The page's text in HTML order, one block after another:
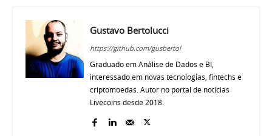
Gustavo Bertolucci
https://github.com/gusbertol
Graduado em Análise de Dados e BI,
interessado em novas tecnologias, fintechs e
criptomoedas. Autor no portal de notícias
Livecoins desde 2018.